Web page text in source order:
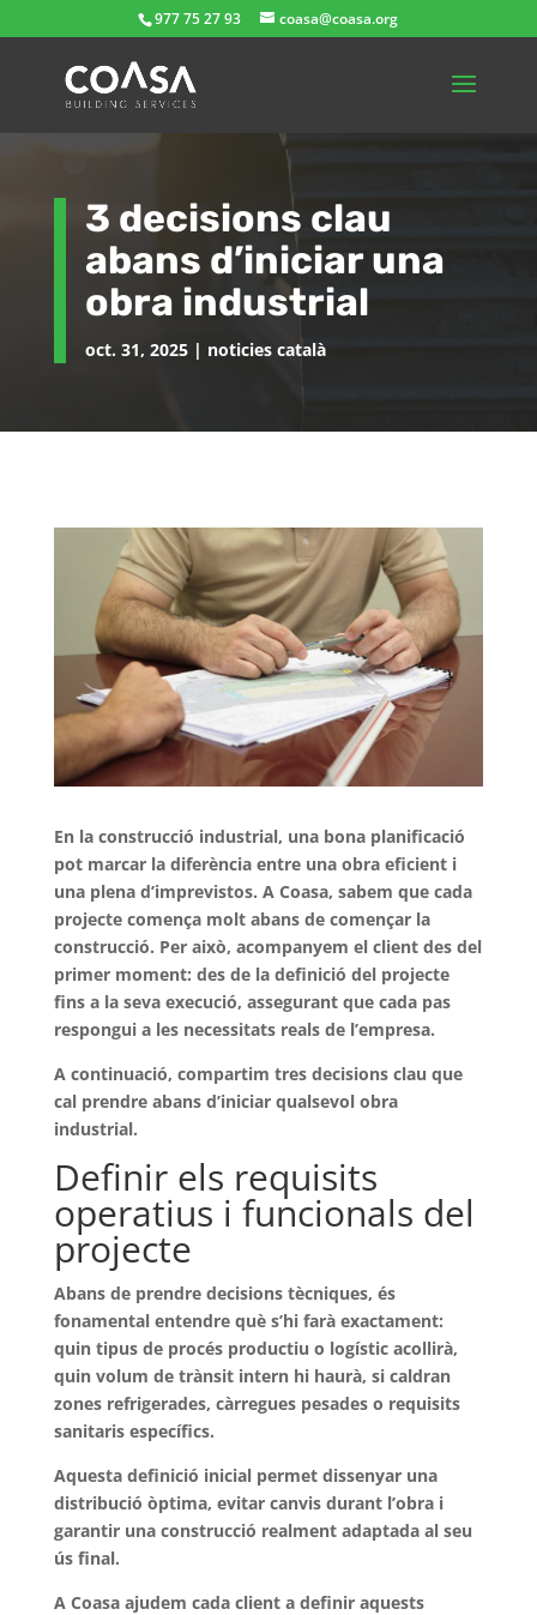
977 75 27 93 coasa@coasa.org
3 decisions clau
abans d’iniciar una
obra industrial
oct. 31, 2025| noticies català
En la construcció industrial, una bona planificació
pot marcar la diferència entre una obra eficient i
una plena d’imprevistos. A Coasa, sabem que cada
projecte comença molt abans de començar la
construcció. Per això, acompanyem el clientdes del
primer moment: des de la definició del projecte
fins a la seva execució, assegurant que cada pas
respongui a les necessitats reals de l’empresa.
A continuació, compartim tres decisions clau que
cal prendre abans d’iniciar qualsevol obra
industrial.
Definir els requisits
operatius i funcionals del
projecte
Abans de prendre decisions tècniques, és
fonamental entendre què s’hi farà exactament:
quintipus de procés productiu o logísticacollirà,
quin volum de trànsit internhi haurà, si caldran
zones refrigerades, càrregues pesades o requisits
sanitaris específics.
Aquesta definició inicial permet dissenyar una
distribució òptima, evitar canvis durant l’obra i
garantir una construcció realment adaptada al seu
ús final.
A Coasa ajudem cada client a definir aquests